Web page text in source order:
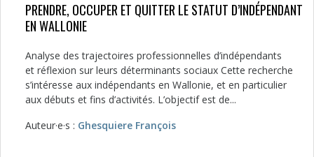
PRENDRE, OCCUPER ET QUITTER LE STATUT D’INDÉPENDANT
EN WALLONIE
Analyse des trajectoires professionnelles d’indépendants
et réflexion sur leurs déterminants sociaux Cette recherche
s’intéresse aux indépendants en Wallonie, et en particulier
aux débuts et fins d’activités. L’objectif est de...
Auteur·e·s : Ghesquiere François